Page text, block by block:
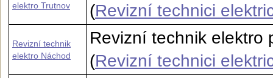
elektro Trutnov
(Revizní technici
Revizní technik
elektro Náchod
Revizní technik elektro
(Revizní technici